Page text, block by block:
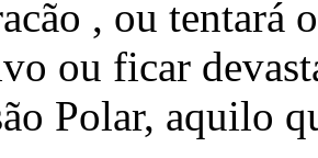
, ou tentará
ou ficar
Polar, aquilo